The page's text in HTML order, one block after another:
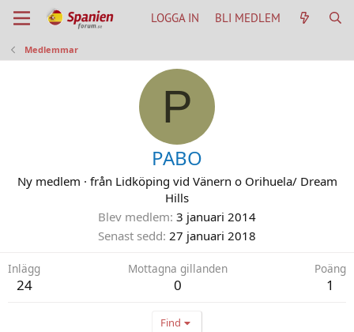
LOGGA IN BLI MEDLEM
Medlemmar
P
PABO
Ny medlem · från Lidköping vid Vänern o Orihuela/ Dream
Hills
Blev medlem 3 januari 2014
Senast sedd 27 januari 2018
Inlägg
24
Mottagna gillanden
0
Poäng
1
Find